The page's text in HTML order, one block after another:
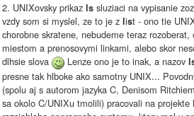
2. UNIXovsky prikaz ls sluziaci na vypisanie
vzdy som si myslel, ze to je z list - ono tie
chorobne skratene, nebudeme teraz
miestom a prenosovymi linkami, alebo skor
dlhsie slova
Lenze ono je to inak, a nazov
presne tak hlboke ako samotny UNIX...
(spolu aj s autorom jazyka C, Denisom
sa okolo C/UNIXu tmolili) pracovali na projekte